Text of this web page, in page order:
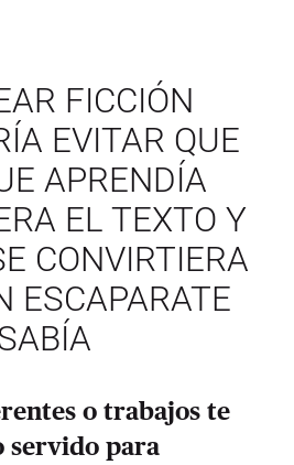
FICCIÓN
EVITAR QUE
APRENDÍA
EL TEXTO Y
CONVIRTIERA
ESCAPARATE
o trabajos te
servido para